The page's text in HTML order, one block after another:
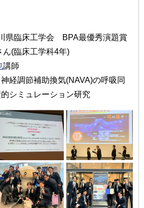
県臨床工学会 BPA最優秀演題賞
ん(臨床工学科4年)
講師
経調節補助換気(NAVA)の呼吸同
シミュレーション研究